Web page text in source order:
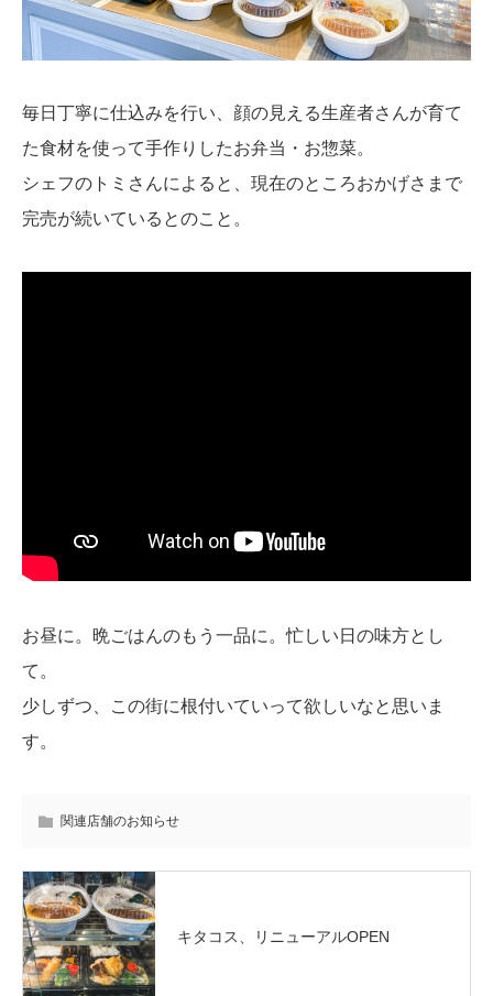
毎日丁寧に仕込みを行い、顔の見える生産者さんが育て
た食材を使って手作りしたお弁当・お惣菜。
シェフのトミさんによると、現在のところおかげさまで
完売が続いているとのこと。
お昼に。晩ごはんのもう一品に。忙しい日の味方とし
て。
少しずつ、この街に根付いていって欲しいなと思いま
す。
関連店舗のお知らせ
キタコス、リニューアルOPEN